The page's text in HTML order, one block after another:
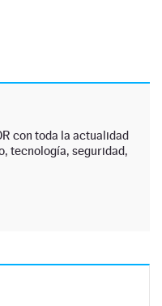
con toda la actualidad
tecnología, seguridad,